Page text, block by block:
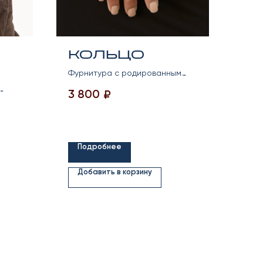
Кольцо
Фурнитура с родированным
илихрустальные бусины
3 800 ₽
Подробнее
Добавить в корзину